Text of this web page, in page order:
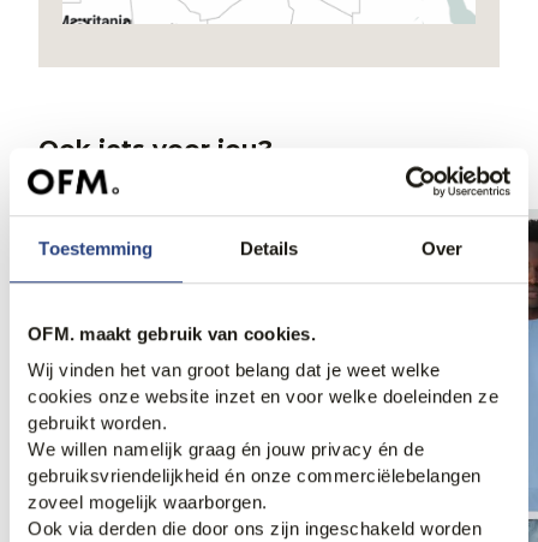
Toestemming Details Over
OFM. maakt gebruik van cookies.
Wij vinden het van groot belang dat je weet welke
cookies onze website inzet en voor welke doeleinden ze
gebruikt worden.
We willen namelijk graag én jouw privacy én de
gebruiksvriendelijkheid én onze commerciëlebelangen
zoveel mogelijk waarborgen.
Ook via derden die door ons zijn ingeschakeld worden
Ook iets voor jou?